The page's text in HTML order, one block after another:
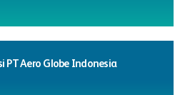
PT Aero Globe Indonesia